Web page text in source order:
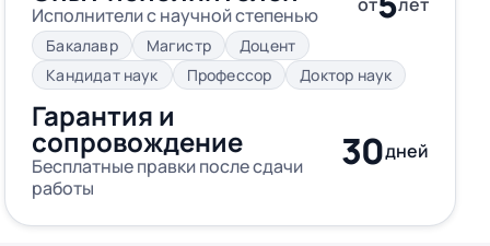
Исполнители с научной степенью
Бакалавр Магистр
Доцент
Кандидат наук
Профессор Доктор наук
Гарантия и
сопровождение
Бесплатные правки после сдачи
работы
30дней